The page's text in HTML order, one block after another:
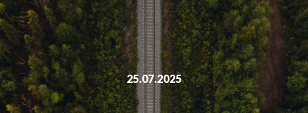
25.07.2025